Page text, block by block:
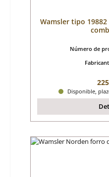
Wamsler tipo
Número de
Disponible,